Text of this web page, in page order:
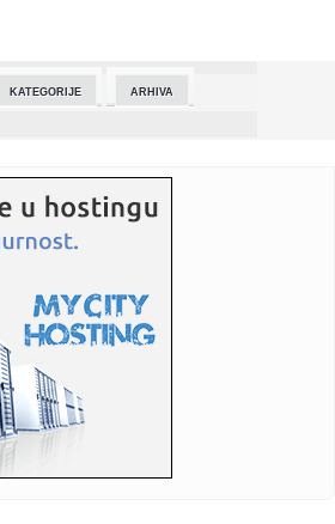
zadržao suze: Puno mi je srce, hvala
NA TERENU U LOZNICI NAKON POBEDE
do 3:2 - PAO ne ide na F4 Evrolige!
hladna noć pred nama - preti nam mraz!
u finalu Kupa nakon izvođenja penala
KATEGORIJE ARHIVA